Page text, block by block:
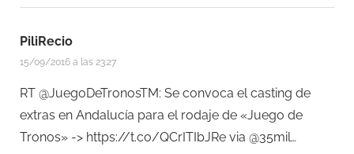
PiliRecio
15/09/2016 a las 23:27
RT @JuegoDeTronosTM: Se convoca el casting de
extras en Andalucía para el rodaje de «Juego de
Tronos» -> https://t.co/QCrITIbJRe via @35mil…